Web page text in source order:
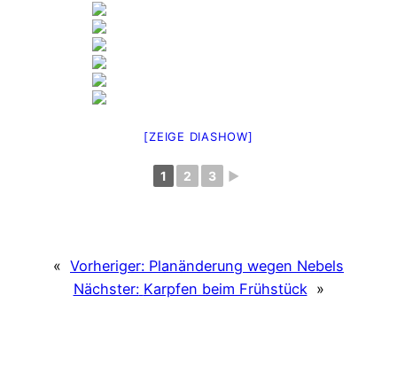
[ZEIGE DIASHOW]
1 2 3 ►
« Vorheriger: Planänderung wegen Nebels
Nächster: Karpfen beim Frühstück »